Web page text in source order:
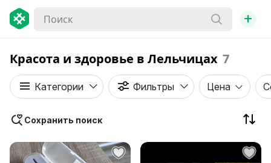
+
Красота и здоровье в Лельчицах 7
Категории Фильтры Цена
Сохранить поиск